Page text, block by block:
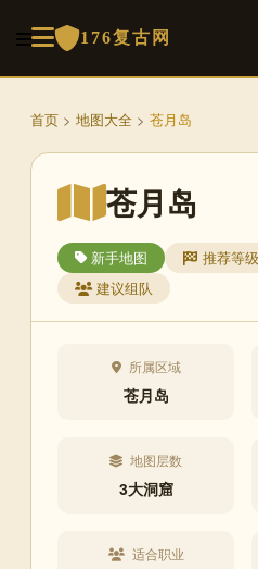
176复古网
首页 > 地图大全 > 苍月岛
苍月岛
新手地图
推荐等
建议组队
所属区域
苍月岛
地图层数
3大洞窟
适合职业